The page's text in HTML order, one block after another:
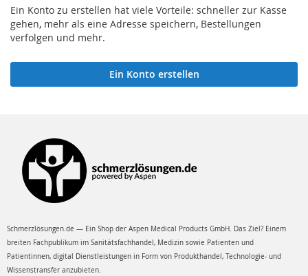
Ein Konto zu erstellen hat viele Vorteile: schneller zur Kasse
gehen, mehr als eine Adresse speichern, Bestellungen
verfolgen und mehr.
Ein Konto erstellen
Schmerzlösungen.de — Ein Shop der Aspen Medical Products GmbH. Das Ziel? Einem
breiten Fachpublikum im Sanitätsfachhandel, Medizin sowie Patienten und
Patientinnen, digital Dienstleistungen in Form von Produkthandel, Technologie- und
Wissenstransfer anzubieten.